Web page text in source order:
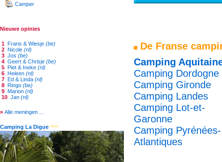
Camper
Nieuwe opinies
1 Frans & Wiesje (be)
2 Nicole (nl)
3 Jos (be)
4 Geert & Chrisje (be)
5
Piet & Ineke (nl)
6
Heleen (nl)
7
Ed & Linda (nl)
8
Ringo (be)
9 Marion (nl)
10 Jan (nl)
» Alle meningen ...
Camping La Digue ****
De Franse
Camping
Camping Dordogne
Camping Gironde
Camping Landes
Camping Lot-et-
Garonne
Camping Pyrénées-
Atlantiques